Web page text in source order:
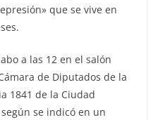
que se vive en
a las 12 en el salón
de Diputados de la
1841 de la Ciudad
se indicó en un